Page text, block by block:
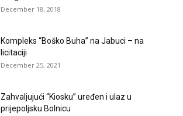
December 18, 2018
Kompleks “Boško Buha” na Jabuci – na
licitaciji
December 25, 2021
Zahvaljujući “Kiosku” uređen i ulaz u
prijepoljsku Bolnicu